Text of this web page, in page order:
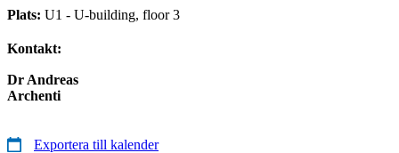
Plats: U1 - U-building, floor 3
Kontakt:
Dr Andreas
Archenti
Exportera till kalender